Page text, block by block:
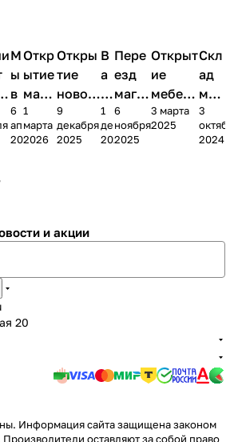
М
ы
в
М
А
6
апреля
2026
Откр
ытие
мага
зина
в
1
марта
2026
Откры
тие
новог
о
магаз
9
декабря
2025
В
а
к
а
н
1
декабря
2025
Пере
езд
магаз
ина в
г.
6
ноября
2025
Открыт
ие
мебель
ного
салона
3 марта
2025
Скл
ад
меб
ели
пер
3
2024
и акции
20
Информация сайта защищена законом
Производители оставляют за собой право